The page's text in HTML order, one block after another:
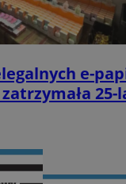
e-
25-